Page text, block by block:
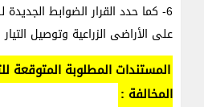
6- كما حدد القرار الضوابط
على الأراضى الزراعية وتوصيل
المستندات المطلوبة المتوقعة
المخالفة :